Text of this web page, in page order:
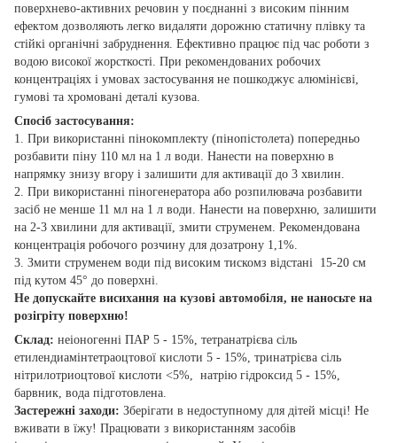
поверхнево-активних речовин у поєднанні з високим пінним
ефектом дозволяють легко видаляти дорожню статичну плівку та
стійкі органічні забруднення. Ефективно працює під час роботи з
водою високої жорсткості. При рекомендованих робочих
концентраціях і умовах застосування не пошкоджує алюмінієві,
гумові та хромовані деталі кузова.
Спосіб застосування:
1. При використанні пінокомплекту (пінопістолета) попередньо
розбавити піну 110 мл на 1 л води. Нанести на поверхню в
напрямку знизу вгору і залишити для активації до 3 хвилин.
2. При використанні піногенератора або розпилювача розбавити
засіб не менше 11 мл на 1 л води. Нанести на поверхню, залишити
на 2-3 хвилини для активації, змити струменем. Рекомендована
концентрація робочого розчину для дозатрону 1,1%.
3. Змити струменем води під високим тискомз відстані 15-20 см
під кутом 45° до поверхні.
Не допускайте висихання на кузові автомобіля, не наносьте на
розігріту поверхню!
Склад: неіоногенні ПАР 5 - 15%, тетранатрієва сіль
етилендиамінтетраоцтової кислоти 5 - 15%, тринатрієва сіль
нітрилотриоцтової кислоти <5%, натрію гідроксид 5 - 15%,
барвник, вода підготовлена.
Заcтережні заходи: Зберігати в недоступному для дітей місці! Не
вживати в їжу! Працювати з використанням засобів